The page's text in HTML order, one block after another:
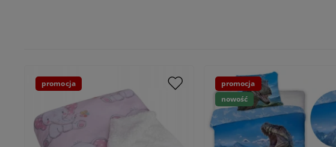
promocja
promocja
nowość